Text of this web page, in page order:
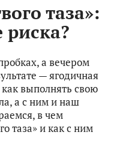
таза»:
риска?
а вечером
— ягодичная
выполнять свою
а с ним и наш
в чем
таза» и как с ним